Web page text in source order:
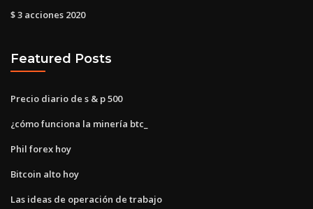
$ 3 acciones 2020
Featured Posts
Precio diario de s & p 500
¿cómo funciona la minería btc_
Phil forex hoy
Bitcoin alto hoy
Las ideas de operación de trabajo